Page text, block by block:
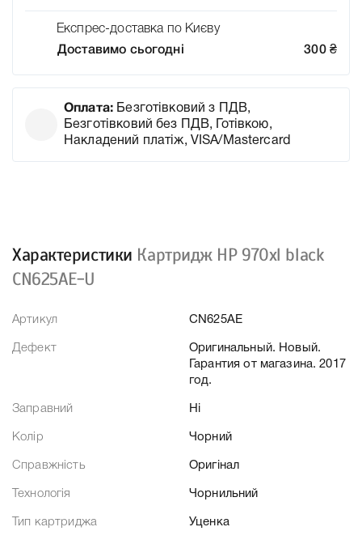
Експрес-доставка по Києву
Доставимо сьогодні
300 ₴
Оплата: Безготівковий з ПДВ,
Безготівковий без ПДВ, Готівкою,
Накладений платіж, VISA/Mastercard
Характеристики Картридж HP 970xl black
CN625AE-U
Артикул CN625AE
Дефект
Оригинальный. Новый.
Гарантия от магазина. 2017
год.
Заправний Ні
Колір Чорний
Справжність Оригінал
Технологія Чорнильний
Тип картриджа Уценка